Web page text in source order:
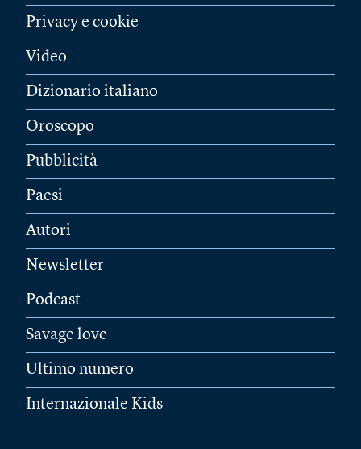
Privacy e cookie
Video
Dizionario italiano
Oroscopo
Pubblicità
Paesi
Autori
Newsletter
Podcast
Savage love
Ultimo numero
Internazionale Kids